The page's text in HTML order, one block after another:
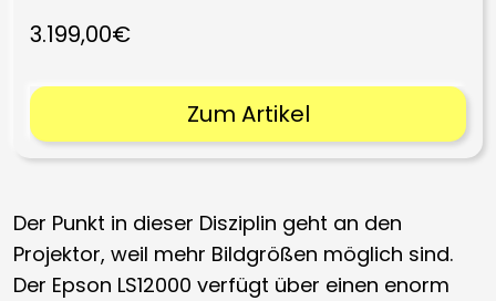
3.199,00€
Zum Artikel
Der Punkt in dieser Disziplin geht an den
Projektor, weil mehr Bildgrößen möglich sind.
Der Epson LS12000 verfügt über einen enorm